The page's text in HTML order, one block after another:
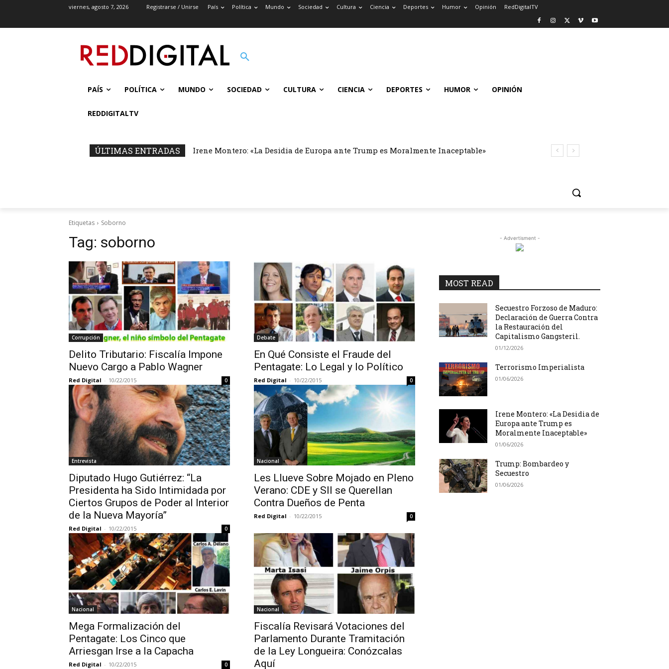
viernes, agosto 7, 2026 Registrarse / Unirse País Política Mundo Sociedad Cultura Ciencia Deportes Humor Opinión RedDigitalTV
PAÍS POLÍTICA MUNDO SOCIEDAD CULTURA CIENCIA DEPORTES HUMOR OPINIÓN
REDDIGITALTV
ÚLTIMAS ENTRADAS Irene Montero: «La Desidia de Europa ante Trump es Moralmente Inaceptable»
Etiquetas Soborno
Tag: soborno
Corrupción
Delito Tributario: Fiscalía Impone
Nuevo Cargo a Pablo Wagner
Red Digital - 10/22/2015 0
Debate
En Qué Consiste el Fraude del
Pentagate: Lo Legal y lo Político
Red Digital - 10/22/2015 0
Entrevista
Diputado Hugo Gutiérrez: “La
Presidenta ha Sido Intimidada por
Ciertos Grupos de Poder al Interior
de la Nueva Mayoría”
Red Digital - 10/22/2015 0
Nacional
Les Llueve Sobre Mojado en Pleno
Verano: CDE y SII se Querellan
Contra Dueños de Penta
Red Digital - 10/22/2015 0
Nacional
Mega Formalización del
Pentagate: Los Cinco que
Arriesgan Irse a la Capacha
Red Digital - 10/22/2015 0
Nacional
Fiscalía Revisará Votaciones del
Parlamento Durante Tramitación
de la Ley Longueira: Conózcalas
Aquí
- Advertisment -
MOST READ
Secuestro Forzoso de Maduro:
Declaración de Guerra Contra
la Restauración del
Capitalismo Gangsteril.
01/12/2026
Terrorismo Imperialista
01/06/2026
Irene Montero: «La Desidia de
Europa ante Trump es
Moralmente Inaceptable»
01/06/2026
Trump: Bombardeo y
Secuestro
01/06/2026